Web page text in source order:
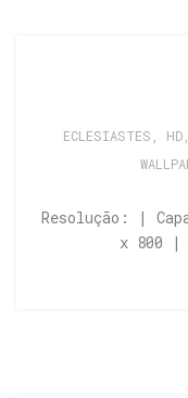
ECLESIASTES HD,
Resolução: |
x 800 |